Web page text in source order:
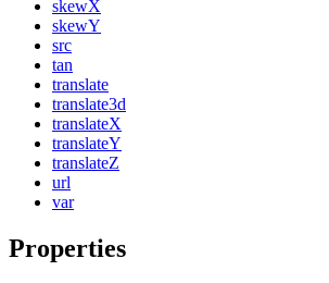
skewX
skewY
src
tan
translate
translate3d
translateX
translateY
translateZ
url
var
Properties